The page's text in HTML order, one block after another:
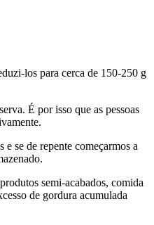
los para cerca de 150-250 g
É por isso que as pessoas
se de repente começarmos a
semi-acabados, comida
de gordura acumulada